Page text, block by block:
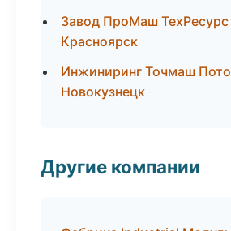
Завод ПроМаш
Красноярск
Инжиниринг Точмаш
Новокузнецк
Другие компании